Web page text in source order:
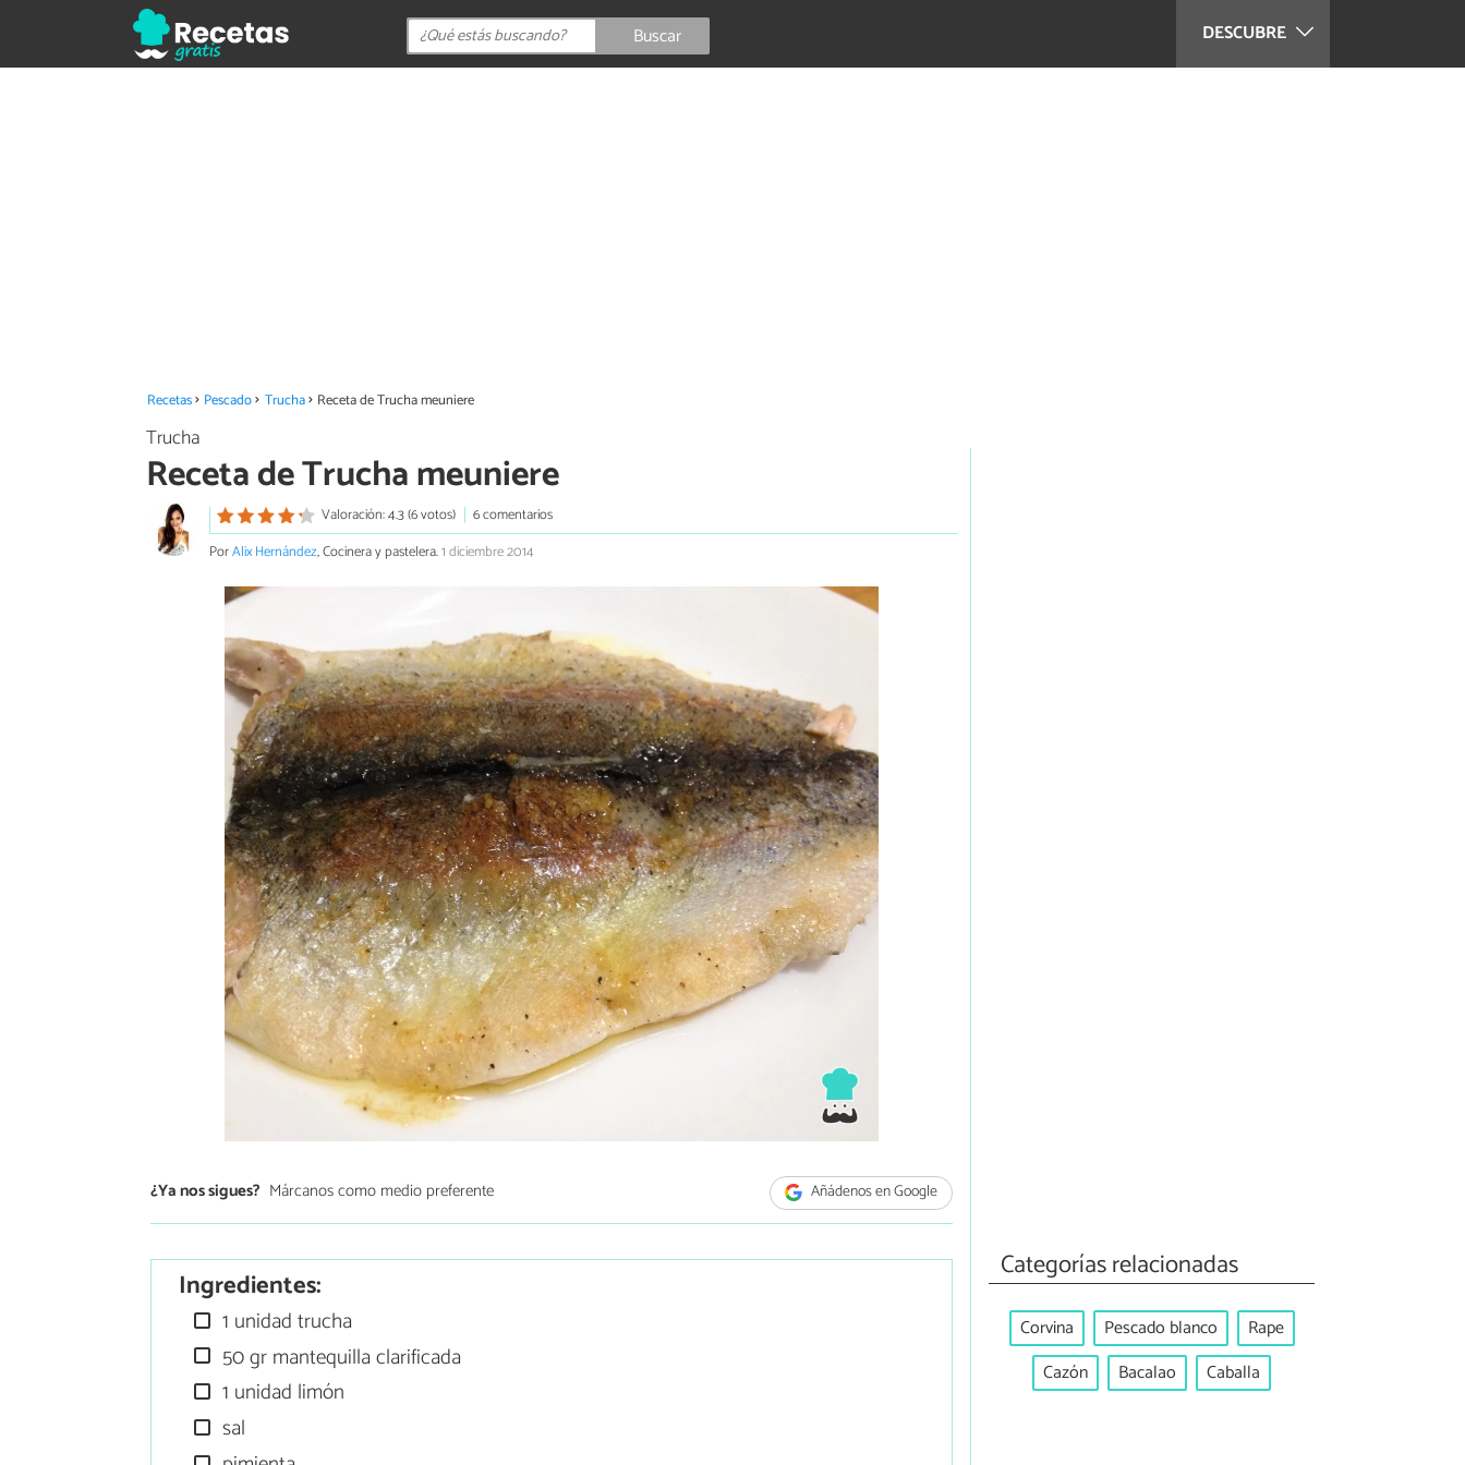
DESCUBRE
Buscar
Recetas Pescado Trucha Receta de Trucha meuniere
Trucha
Receta de Trucha meuniere
Valoración: 4.3 (6 votos)
6 comentarios
PorAlix Hernández, Cocinera y pastelera.1 diciembre 2014
¿Ya nos sigues? Márcanos como medio preferente Añádenos en Google
Ingredientes:
1 unidad trucha
50 gr mantequilla clarificada
1 unidad limón
sal
Categorías relacionadas
Corvina Pescado blanco
Rape
Cazón
Bacalao Caballa